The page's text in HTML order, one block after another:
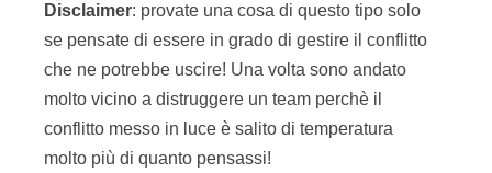
Disclaimer: provate una cosa di questo tipo solo
se pensate di essere in grado di gestire il conflitto
che ne potrebbe uscire! Una volta sono andato
molto vicino a distruggere un team perchè il
conflitto messo in luce è salito di temperatura
molto più di quanto pensassi!